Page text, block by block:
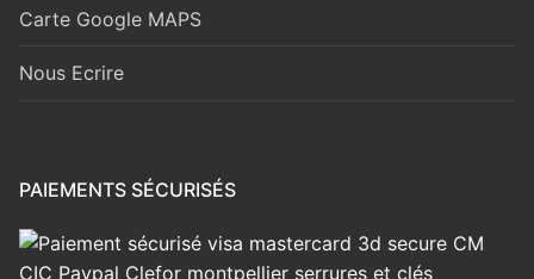
Carte Google MAPS
Nous Ecrire
PAIEMENTS SÉCURISÉS